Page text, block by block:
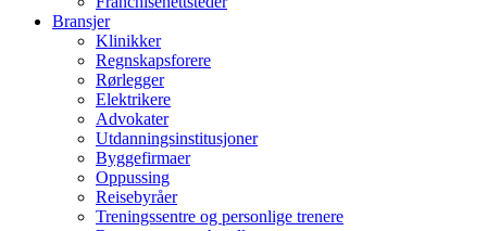
Bransjer
Klinikker
Regnskapsforere
Rørlegger
Elektrikere
Advokater
Utdanningsinstitusjoner
Byggefirmaer
Oppussing
Reisebyråer
Treningssentre og personlige trenere